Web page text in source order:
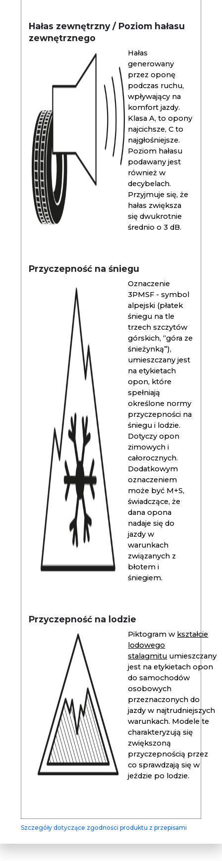
Hałas zewnętrzny / Poziom hałasu
zewnętrznego
Hałas
generowany
przez oponę
podczas ruchu,
wpływający na
komfort jazdy.
Klasa A, to opony
najcichsze, C to
najgłośniejsze.
Poziom hałasu
podawany jest
również w
decybelach.
Przyjmuje się, że
hałas zwiększa
się dwukrotnie
średnio o 3 dB.
Przyczepność na śniegu
Oznaczenie
3PMSF - symbol
alpejski (płatek
śniegu na tle
trzech szczytów
górskich, “góra ze
śnieżynką”),
umieszczany jest
na etykietach
opon, które
spełniają
określone normy
przyczepności na
śniegu i lodzie.
Dotyczy opon
zimowych i
całorocznych.
Dodatkowym
oznaczeniem
może być M+S,
świadczące, że
dana opona
nadaje się do
jazdy w
warunkach
związanych z
błotem i
śniegiem.
Przyczepność na lodzie
Piktogram w kształcie
lodowego
stalagmitu umieszczany
jest na etykietach opon
do samochodów
osobowych
przeznaczonych do
jazdy w najtrudniejszych
warunkach. Modele te
charakteryzują się
zwiększoną
przyczepnością przez
co sprawdzają się w
jeździe po lodzie.
Szczegóły dotyczące zgodności produktu z przepisami